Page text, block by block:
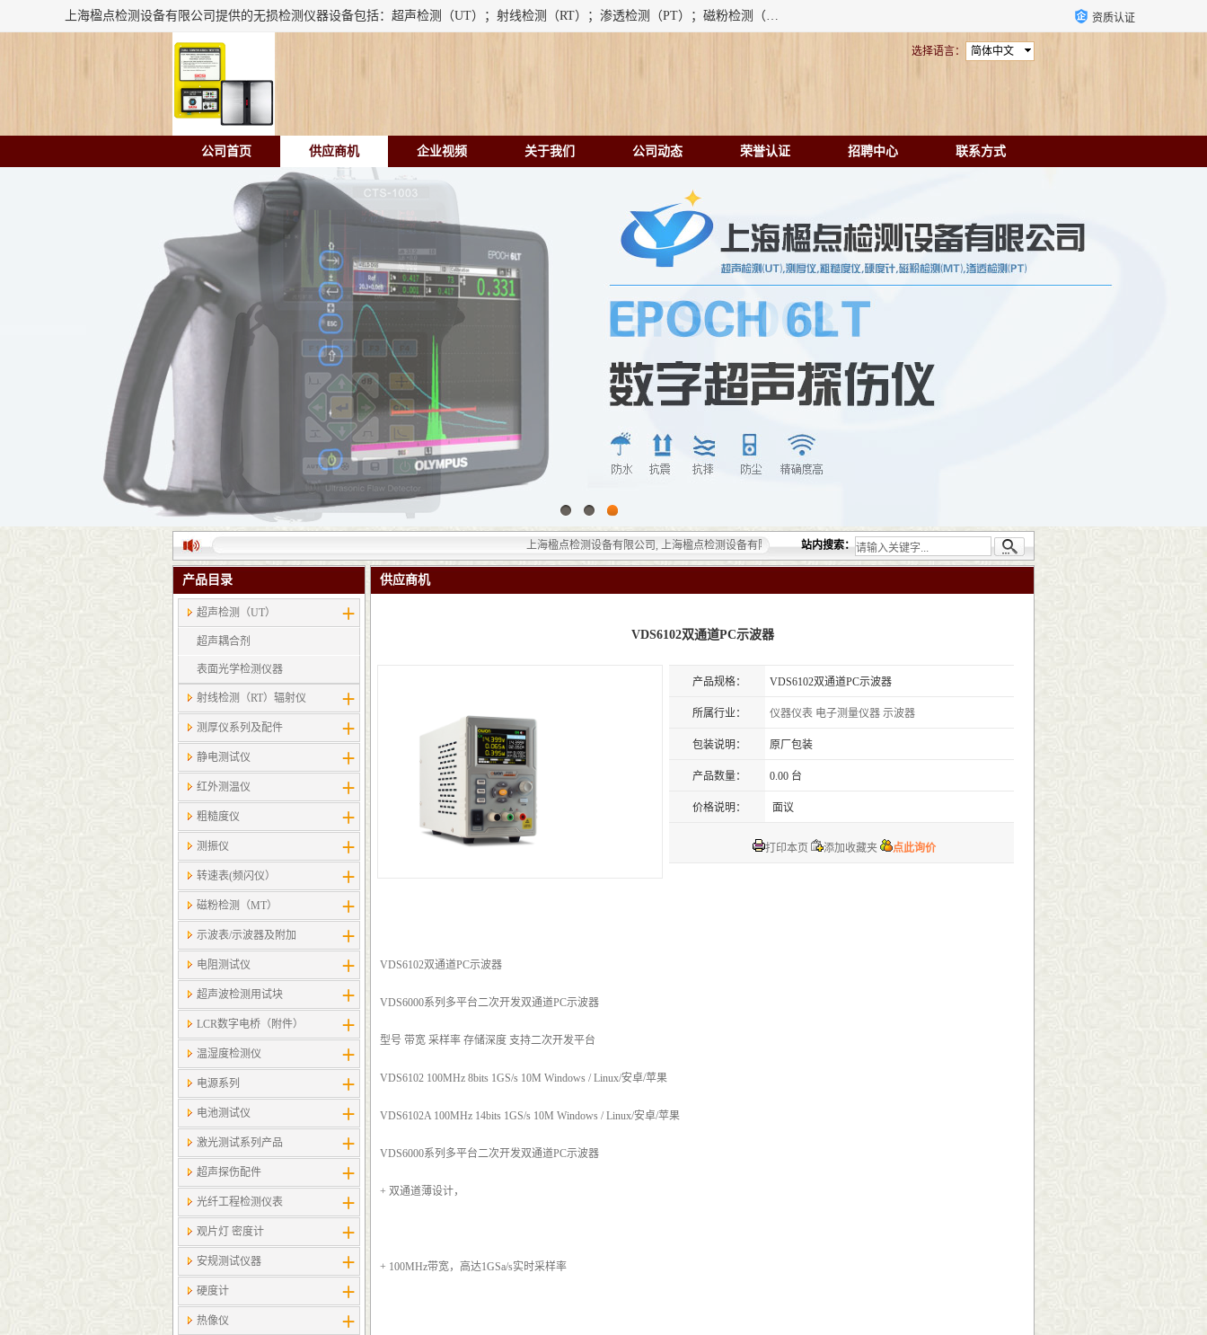
上海楹点检测设备有限公司提供的无损检测仪器设备包括：超声检测（UT）；射线检测（RT）；渗透检测（PT）；磁粉检测（MT）；涡流检测（ET）；化学用品（CH）、超声波相控阵、超声波测厚仪、超声导波、超声TOFD探伤仪、超声波探头、涡流探伤仪、涡流探头、涡流阵列、磁粉探伤机。代理以下品牌：汕超、美国GE(德国KK）、奥林巴斯（Olympus NDT）、美国磁通（Magnaflux）、DAKOTA等； 资质认证
简体中文
选择语言：
公司首页 供应商机 企业视频 关于我们 公司动态 荣誉认证 招聘中心 联系方式
上海楹点检测设备有限公司, 上海楹点检测设备有限公司提供的无损检测仪器设备包括：超声检测（UT）；射线检测（RT）；渗透检测（PT）；
站内搜索：
产品目录
超声检测（UT）
超声耦合剂
表面光学检测仪器
射线检测（RT）辐射仪
测厚仪系列及配件
静电测试仪
红外测温仪
粗糙度仪
测振仪
转速表(频闪仪）
磁粉检测（MT）
示波表/示波器及附加
电阻测试仪
超声波检测用试块
LCR数字电桥（附件）
温湿度检测仪
电源系列
电池测试仪
激光测试系列产品
超声探伤配件
光纤工程检测仪表
观片灯 密度计
安规测试仪器
硬度计
热像仪
供应商机
VDS6102​双通道PC示波器​
产品规格： VDS6102​双通道PC示波器​
所属行业： 仪器仪表 电子测量仪器 示波器
包装说明： 原厂包装
产品数量： 0.00 台
价格说明： 面议
打印本页 添加收藏夹 点此询价
VDS6102双通道PC示波器
VDS6000系列多平台二次开发双通道PC示波器
型号 带宽 采样率 存储深度 支持二次开发平台
VDS6102 100MHz 8bits 1GS/s 10M Windows / Linux/安卓/苹果
VDS6102A 100MHz 14bits 1GS/s 10M Windows / Linux/安卓/苹果
VDS6000系列多平台二次开发双通道PC示波器
+ 双通道薄设计，
+ 100MHz带宽，高达1GSa/s实时采样率